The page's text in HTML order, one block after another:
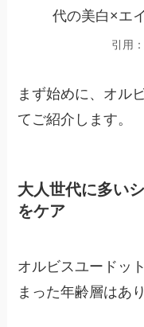
引用：
まず始めに、オル
てご紹介します。
大人世代に多い
をケア
オルビスユードッ
まった年齢層はあ